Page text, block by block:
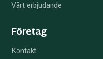
Vårt erbjudande
Företag
Kontakt